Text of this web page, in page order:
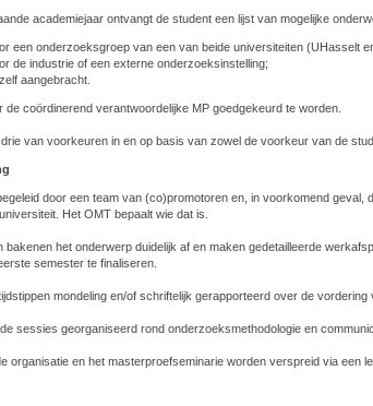
academiejaar ontvangt de student een lijst van mogelijke
een onderzoeksgroep van een van beide universiteiten (UHasselt
de industrie of een externe onderzoeksinstelling;
aangebracht.
de coördinerend verantwoordelijke MP goedgekeurd te worden.
van voorkeuren in en op basis van zowel de voorkeur van de
door een team van (co)promotoren en, in voorkomend
Het OMT bepaalt wie dat is.
bakenen het onderwerp duidelijk af en maken gedetailleerde
semester te finaliseren.
mondeling en/of schriftelijk gerapporteerd over de
sessies georganiseerd rond onderzoeksmethodologie en
organisatie en het masterproefseminarie worden verspreid via een